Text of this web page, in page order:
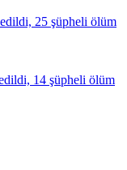
25 şüpheli ölüm
14 şüpheli ölüm